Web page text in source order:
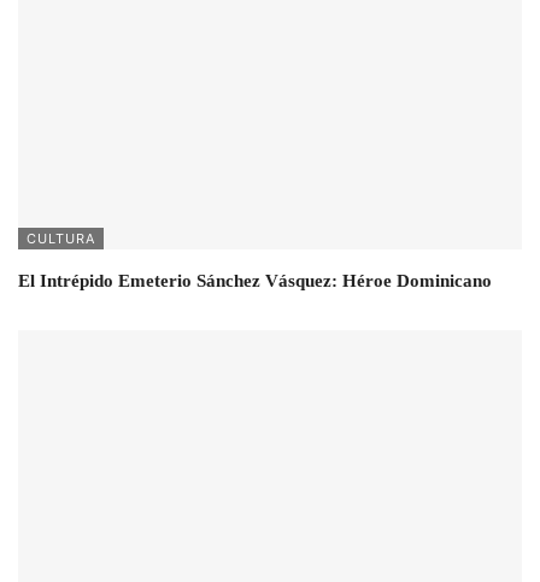
CULTURA
El Intrépido Emeterio Sánchez Vásquez: Héroe Dominicano